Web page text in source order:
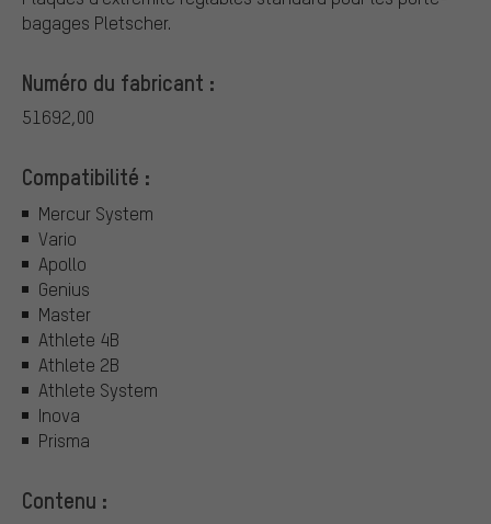
bagages Pletscher.
Numéro du fabricant :
51692,00
Compatibilité :
Mercur System
Vario
Apollo
Genius
Master
Athlete 4B
Athlete 2B
Athlete System
Inova
Prisma
Contenu :